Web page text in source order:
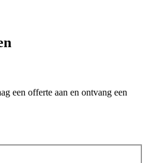
een offerte aan en ontvang een